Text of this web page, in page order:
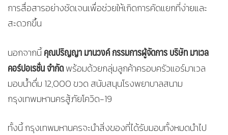
การสื่อสารอย่างชัดเจนเพื่อช่วยให้เกิดการคัดแยกที่ง่ายและ
สะดวกขึ้น
นอกจากนี้คุณปริญญา มานวงค์ กรรมการผู้จัดการ บริษัท มาเวล
คอร์ปอเรชั่น จำกัดพร้อมด้วยกลุ่มลูกค้าครอบครัวแอร์มาเวล
มอบน้ำดื่ม 12,000 ขวด สนับสนุนโรงพยาบาลสนาม
กรุงเทพมหานครสู้ภัยโควิด-19
ทั้งนี้ กรุงเทพมหานครจะนำสิ่งของที่ได้รับมอบทั้งหมดนำไป